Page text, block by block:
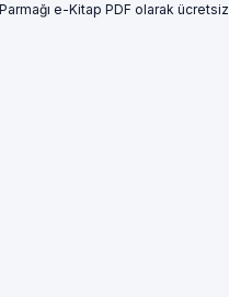
e-Kitap PDF olarak ücretsiz